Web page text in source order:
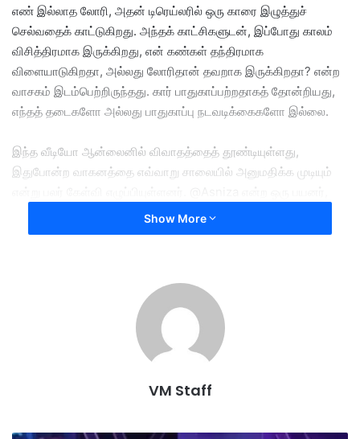
எண் இல்லாத லோரி, அதன் டிரெய்லரில் ஒரு காரை இழுத்துச்
செல்வதைக் காட்டுகிறது. அந்தக் காட்சிகளுடன், இப்போது காலம்
விசித்திரமாக இருக்கிறது, என் கண்கள் தந்திரமாக
விளையாடுகிறதா, அல்லது லோரிதான் தவறாக இருக்கிறதா? என்ற
வாசகம் இடம்பெற்றிருந்தது. கார் பாதுகாப்பற்றதாகத் தோன்றியது,
எந்தத் தடைகளோ அல்லது பாதுகாப்பு நடவடிக்கைகளோ இல்லை.
இந்த வீடியோ ஆன்லைனில் விவாதத்தைத் தூண்டியுள்ளது,
இதுபோன்ற வாகனத்தை எவ்வாறு சாலையில் அனுமதிக்க முடியும்
அமலாக்கத்தின் பலவீனம் குறித்து கேள்வி எழுப்பினார்.
நீங்கள் தேவைப்படும்போது எங்கே இருக்கிறிர்கள் என சாலப்
concern lorry
Show More
VM Staff